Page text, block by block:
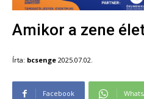
Amikor a zene
Írta: bcsenge 2025.07.02.
Facebook